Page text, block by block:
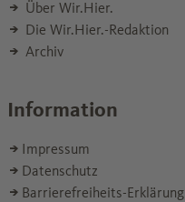
Über Wir.Hier.
Die Wir.Hier.-Redaktion
Archiv
Information
Impressum
Datenschutz
Barrierefreiheits-Erklärung